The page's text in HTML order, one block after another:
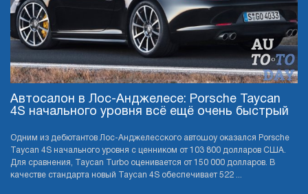
Автосалон в Лос-Анджелесе: Porsche Taycan
4S начального уровня всё ещё очень быстрый
Одним из дебютантов Лос-Анджелесского автошоу оказался Porsche
Taycan 4S начального уровня с ценником от 103 800 долларов США.
Для сравнения, Taycan Turbo оценивается от 150 000 долларов. В
качестве стандарта новый Taycan 4S обеспечивает 522 ...